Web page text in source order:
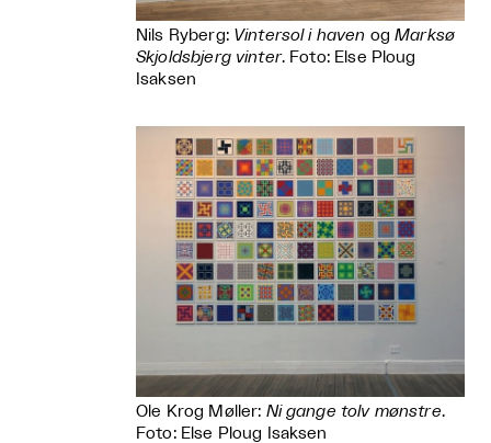
Nils Ryberg: Vintersol i haven ogMarksø
Skjoldsbjerg vinter. Foto: Else Ploug
Isaksen
Ole Krog Møller: Ni gange tolv mønstre.
Foto: Else Ploug Isaksen